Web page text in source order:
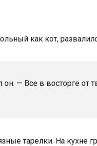
как кот,
— Все в восторге от
тарелки. На кухне